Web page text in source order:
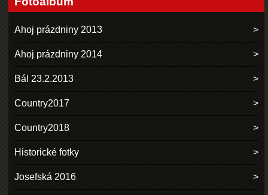
Ahoj prázdniny 2013
Ahoj prázdniny 2014
Bál 23.2.2013
Country2017
Country2018
Historické fotky
Josefská 2016